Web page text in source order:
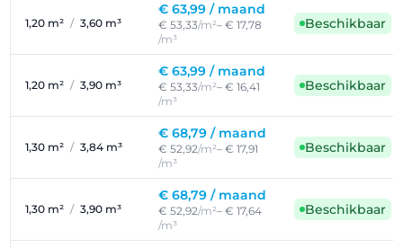
1,20 m² / 3,60 m³
€ 63,99 / maand
€ 53,33/m²– € 17,78
/m³
Beschikbaar
1,20 m² / 3,90 m³
€ 63,99 / maand
€ 53,33/m²– € 16,41
/m³
Beschikbaar
1,30 m² / 3,84 m³
€ 68,79 / maand
€ 52,92/m²– € 17,91
/m³
Beschikbaar
1,30 m² / 3,90 m³
€ 68,79 / maand
€ 52,92/m²– € 17,64
/m³
Beschikbaar